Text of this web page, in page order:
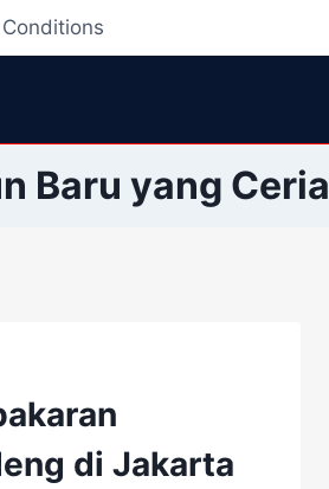
Baru yang Ceria
di Jakarta